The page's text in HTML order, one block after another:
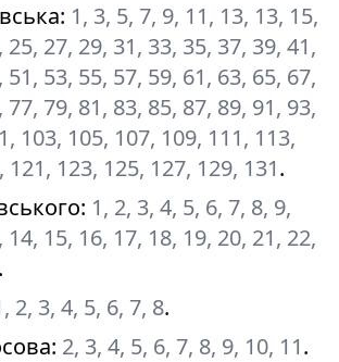
: 1, 3, 5, 7, 9, 11, 13, 13, 15,
25, 27, 29, 31, 33, 35, 37, 39, 41,
51, 53, 55, 57, 59, 61, 63, 65, 67,
77, 79, 81, 83, 85, 87, 89, 91, 93,
103, 105, 107, 109, 111, 113,
121, 123, 125, 127, 129, 131.
: 1, 2, 3, 4, 5, 6, 7, 8, 9,
14, 15, 16, 17, 18, 19, 20, 21, 22,
.
2, 3, 4, 5, 6, 7, 8.
: 2, 3, 4, 5, 6, 7, 8, 9, 10, 11.